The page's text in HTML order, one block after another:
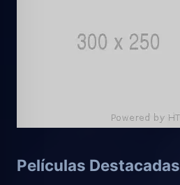
Películas Destacadas